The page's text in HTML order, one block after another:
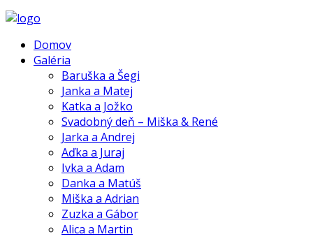
Domov
Galéria
Baruška a Šegi
Janka a Matej
Katka a Jožko
Svadobný deň – Miška & René
Jarka a Andrej
Aďka a Juraj
Ivka a Adam
Danka a Matúš
Miška a Adrian
Zuzka a Gábor
Alica a Martin